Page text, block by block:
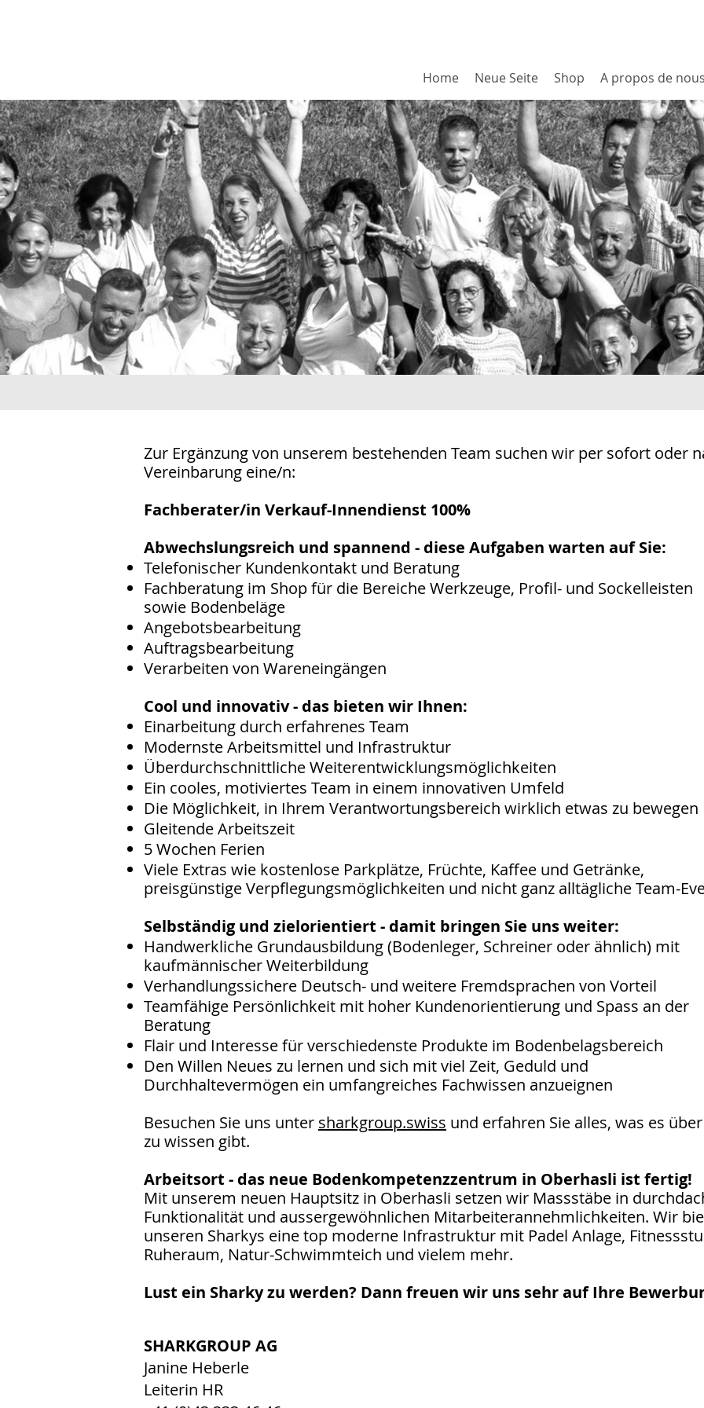
Home Neue Seite Shop A propos de
Zur Ergänzung von unserem bestehenden Team suchen wir per sofort oder
Vereinbarung eine/n:
Fachberater/in Verkauf-Innendienst 100%
Abwechslungsreich und spannend - diese Aufgaben warten auf Sie:
Telefonischer Kundenkontakt und Beratung
Fachberatung im Shop für die Bereiche Werkzeuge, Profil- und Sockelleisten
sowie Bodenbeläge
Angebotsbearbeitung
Auftragsbearbeitung
Verarbeiten von Wareneingängen
Cool und innovativ - das bieten wir Ihnen:
Einarbeitung durch erfahrenes Team
Modernste Arbeitsmittel und Infrastruktur
Überdurchschnittliche Weiterentwicklungsmöglichkeiten
Ein cooles, motiviertes Team in einem innovativen Umfeld
Die Möglichkeit, in Ihrem Verantwortungsbereich wirklich etwas zu bewegen
Gleitende Arbeitszeit
5 Wochen Ferien
Viele Extras wie kostenlose Parkplätze, Früchte, Kaffee und Getränke,
preisgünstige Verpflegungsmöglichkeiten und nicht ganz alltägliche Team-
Selbständig und zielorientiert - damit bringen Sie uns weiter:
Handwerkliche Grundausbildung (Bodenleger, Schreiner oder ähnlich) mit
kaufmännischer Weiterbildung
Verhandlungssichere Deutsch- und weitere Fremdsprachen von Vorteil
Teamfähige Persönlichkeit mit hoher Kundenorientierung und Spass an der
Beratung
Flair und Interesse für verschiedenste Produkte im Bodenbelagsbereich
Den Willen Neues zu lernen und sich mit viel Zeit, Geduld und
Durchhaltevermögen ein umfangreiches Fachwissen anzueignen
Besuchen Sie uns unter sharkgroup.swiss und erfahren Sie alles, was es
zu wissen gibt.
Arbeitsort - das neue Bodenkompetenzzentrum in Oberhasli ist fertig!
Mit unserem neuen Hauptsitz in Oberhasli setzen wir Massstäbe in
Funktionalität und aussergewöhnlichen Mitarbeiterannehmlichkeiten. Wir
unseren Sharkys eine top moderne Infrastruktur mit Padel Anlage,
Ruheraum, Natur-Schwimmteich und vielem mehr.
Lust ein Sharky zu werden? Dann freuen wir uns sehr auf Ihre
SHARKGROUP AG
Janine Heberle
Leiterin HR